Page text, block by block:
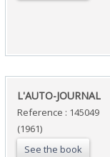
‎L'AUTO-JOURNAL ‎
Reference : 145049
(1961)
See the book